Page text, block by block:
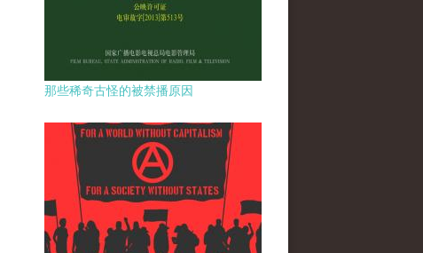
那些稀奇古怪的被禁播原因